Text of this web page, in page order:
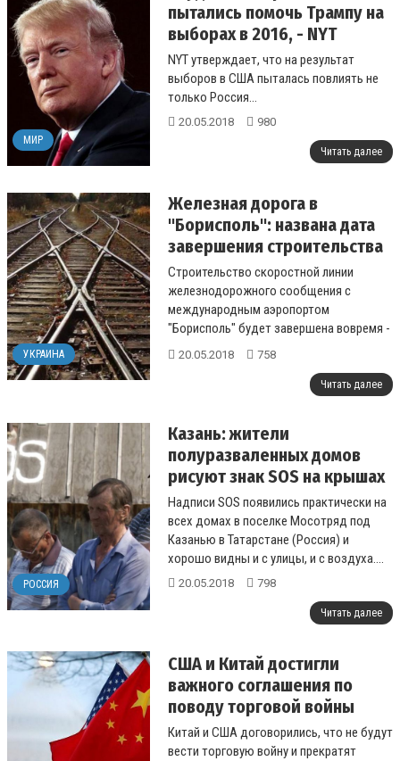
МИР
пытались помочь Трампу на
выборах в 2016, - NYT
NYT утверждает, что на результат
выборов в США пыталась повлиять не
только Россия...
20.05.2018 980
Читать далее
УКРАИНА
Железная дорога в
"Борисполь": названа дата
завершения строительства
Строительство скоростной линии
железнодорожного сообщения с
международным аэропортом
"Борисполь" будет завершена вовремя -
в ранее согласованный срок....
20.05.2018 758
Читать далее
РОССИЯ
Казань: жители
полуразваленных домов
рисуют знак SOS на крышах
Надписи SOS появились практически на
всех домах в поселке Мосотряд под
Казанью в Татарстане (Россия) и
хорошо видны и с улицы, и с воздуха....
20.05.2018 798
Читать далее
США и Китай достигли
важного соглашения по
поводу торговой войны
Китай и США договорились, что не будут
вести торговую войну и прекратят